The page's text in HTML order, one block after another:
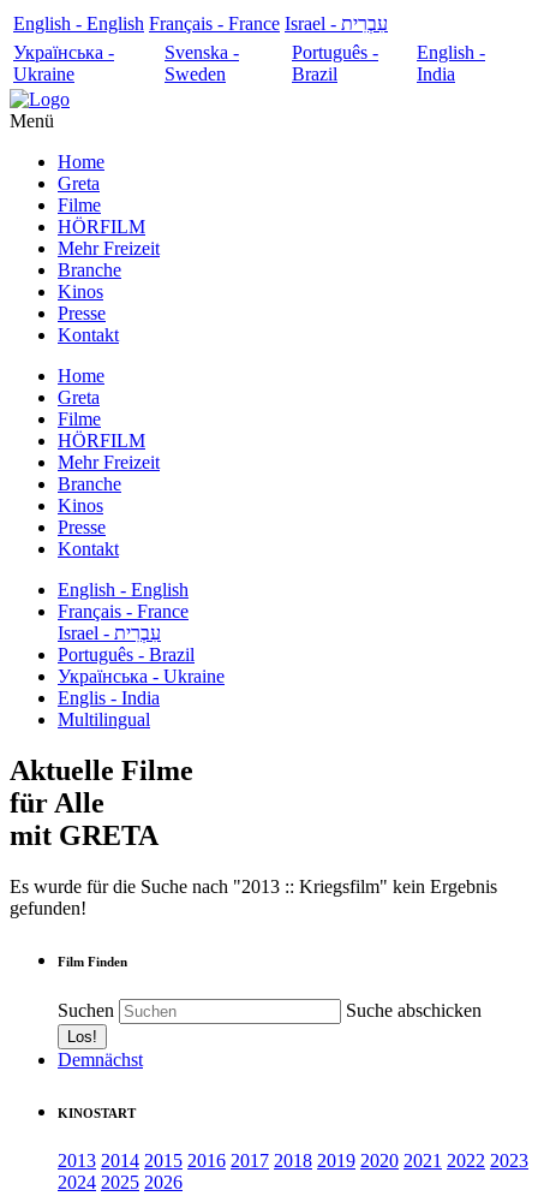
English - English Français - France
עִבְרִית - Israel
Українська -
Ukraine
Svenska -
Sweden
Português -
Brazil
English -
India
Menü
Home
Greta
Filme
HÖRFILM
Mehr Freizeit
Branche
Kinos
Presse
Kontakt
Home
Greta
Filme
HÖRFILM
Mehr Freizeit
Branche
Kinos
Presse
Kontakt
English - English
Français - France
עִבְרִית - Israel
Português - Brazil
Українська - Ukraine
Englis - India
Multilingual
Aktuelle Filme
für Alle
mit GRETA
Es wurde für die Suche nach "2013 :: Kriegsfilm" kein Ergebnis
gefunden!
Film Finden
Suchen Suche abschicken
Demnächst
KINOSTART
2013 2014 2015 2016 2017 2018 2019 2020 2021 2022 2023
2024 2025 2026